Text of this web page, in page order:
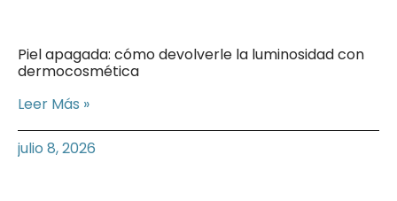
Piel apagada: cómo devolverle la luminosidad con
dermocosmética
Leer Más »
julio 8, 2026